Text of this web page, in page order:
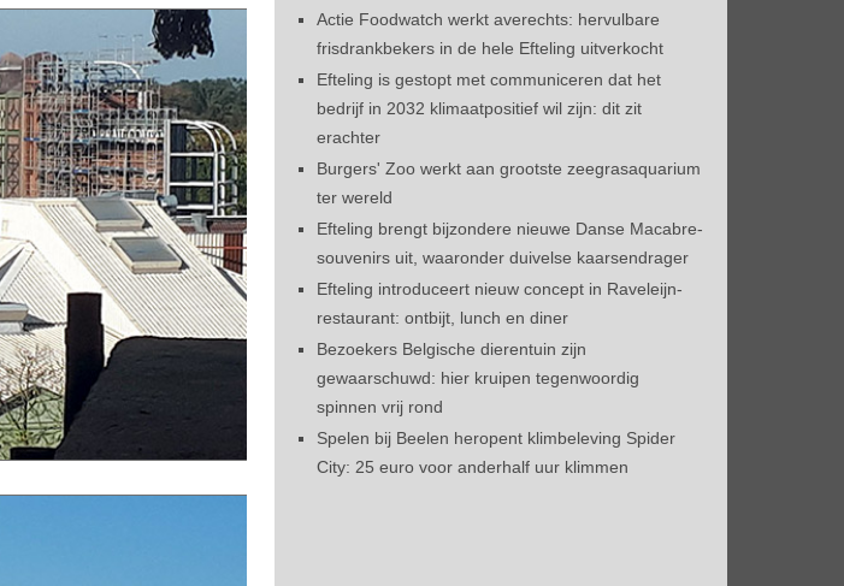
Actie Foodwatch werkt averechts: hervulbare
frisdrankbekers in de hele Efteling uitverkocht
Efteling is gestopt met communiceren dat het
bedrijf in 2032 klimaatpositief wil zijn: dit zit
erachter
Burgers' Zoo werkt aan grootste zeegrasaquarium
ter wereld
Efteling brengt bijzondere nieuwe Danse Macabre-
souvenirs uit, waaronder duivelse kaarsendrager
Efteling introduceert nieuw concept in Raveleijn-
restaurant: ontbijt, lunch en diner
Bezoekers Belgische dierentuin zijn
gewaarschuwd: hier kruipen tegenwoordig
spinnen vrij rond
Spelen bij Beelen heropent klimbeleving Spider
City: 25 euro voor anderhalf uur klimmen